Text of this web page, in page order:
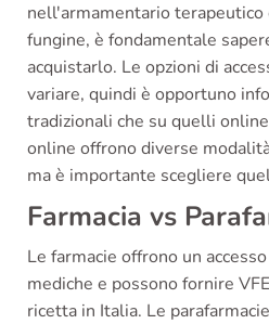
nell'armamentario
fungine, è fondamentale
acquistarlo. Le opzioni di
variare, quindi è opportuno
tradizionali che su quelli
online offrono diverse
ma è importante scegliere
Farmacia vs
Le farmacie offrono un
mediche e possono fornire
ricetta in Italia. Le